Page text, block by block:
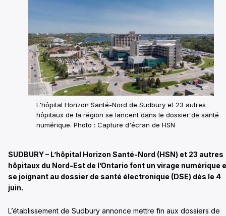
L'hôpital Horizon Santé-Nord de Sudbury et 23 autres
hôpitaux de la région se lancent dans le dossier de santé
numérique. Photo : Capture d'écran de HSN
SUDBURY – L’hôpital Horizon Santé-Nord (HSN) et 23 autres
hôpitaux du Nord-Est de l’Ontario font un virage numérique
se joignant au dossier de santé électronique (DSE) dès le 4
juin.
L’établissement de Sudbury annonce mettre fin aux dossiers de